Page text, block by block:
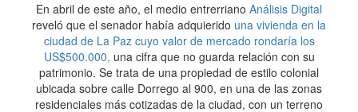
En abril de este año, el medio entrerriano Análisis Digital
reveló que el senador había adquierido una vivienda en la
ciudad de La Paz cuyo valor de mercado rondaría los
US$500.000, una cifra que no guarda relación con su
patrimonio. Se trata de una propiedad de estilo colonial
ubicada sobre calle Dorrego al 900, en una de las zonas
residenciales más cotizadas de la ciudad, con un terreno